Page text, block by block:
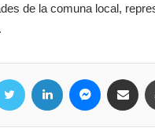
de la comuna local,
Twitter LinkedIn Messenger